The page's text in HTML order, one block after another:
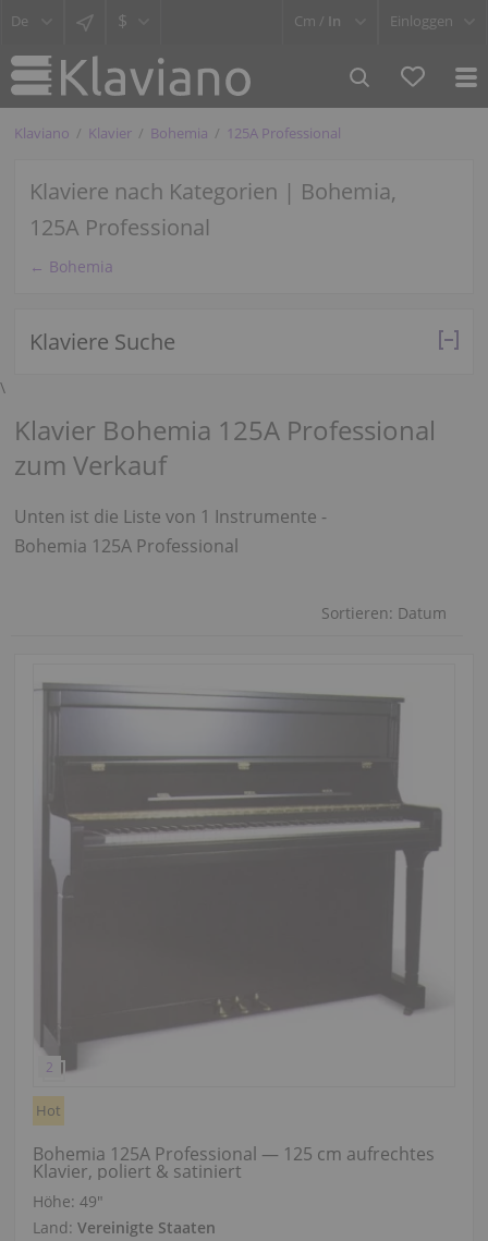
$ Cm / In Einloggen
Klaviano Klavier Bohemia 125A Professional
Klaviere nach Kategorien | Bohemia,
125A Professional
← Bohemia
Klaviere Suche
\
Klavier Bohemia 125A Professional
zum Verkauf
Unten ist die Liste von 1 Instrumente -
Bohemia 125A Professional
Sortieren: Datum
Hot
Bohemia 125A Professional — 125 cm aufrechtes
Klavier, poliert & satiniert
Höhe: 49″
Land: Vereinigte Staaten